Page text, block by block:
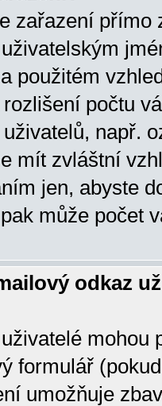
zařazení přímo
použitém
počtu
např.
mít zvláštní
jen, abyste
může počet
odkaz
mohou
formulář
umožňuje